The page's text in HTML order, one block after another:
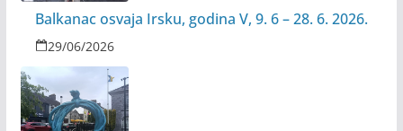
Balkanac osvaja Irsku, godina V, 9. 6 – 28. 6. 2026.
29/06/2026